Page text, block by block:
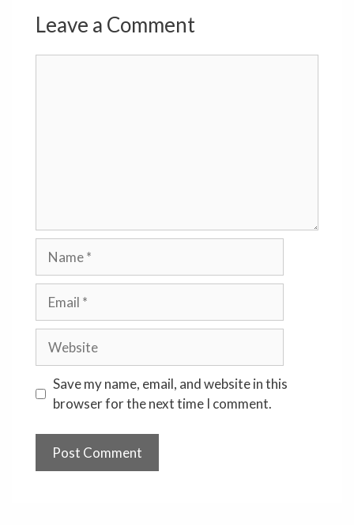
Leave a Comment
Save my name, email, and website in this
browser for the next time I comment.